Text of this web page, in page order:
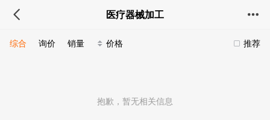
医疗器械加工
推荐
综合 询价 销量 价格
抱歉，暂无相关信息